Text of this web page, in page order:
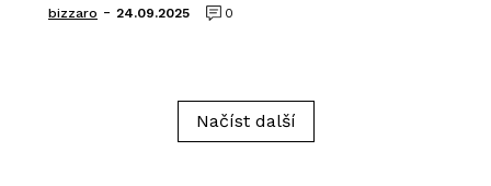
bizzaro - 24.09.2025 0
Načíst další